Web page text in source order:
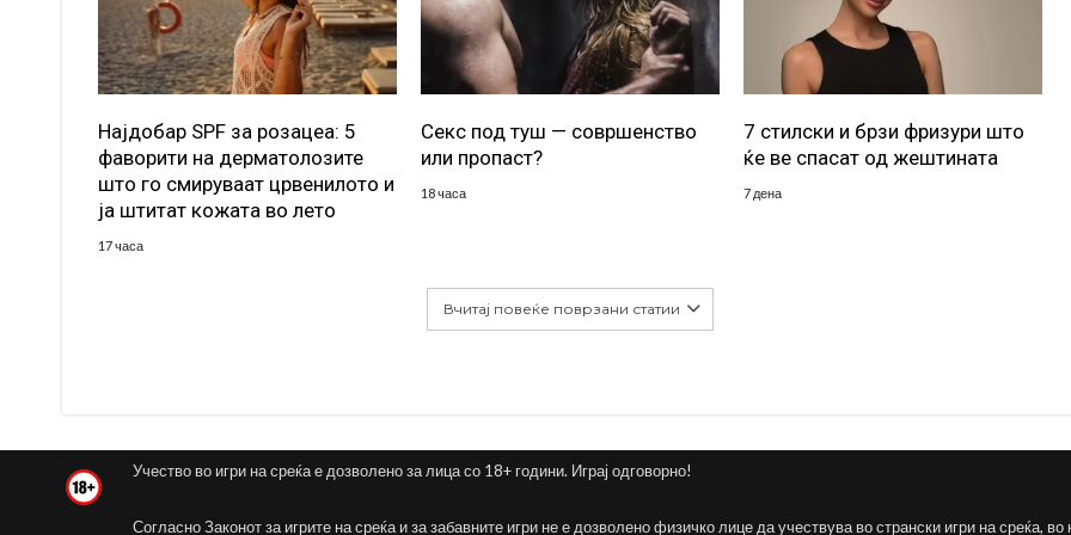
Најдобар SPF за розацеа: 5
фаворити на дерматолозите
што го смируваат црвенилото и
ја штитат кожата во лето
17 часа
Секс под туш — совршенство
или пропаст?
18 часа
7 стилски и брзи фризури што
ќе ве спасат од жештината
7 дена
Вчитај повеќе поврзани статии
Учество во игри на среќа е дозволено за лица со 18+ години. Играј одговорно!
Согласно Законот за игрите на среќа и за забавните игри не е дозволено физичко лице да учествува во странски игри на среќа, во